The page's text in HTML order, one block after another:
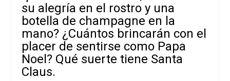
su alegría en el rostro y una
botella de champagne en la
mano? ¿Cuántos brincarán con el
placer de sentirse como Papa
Noel? Qué suerte tiene Santa
Claus.